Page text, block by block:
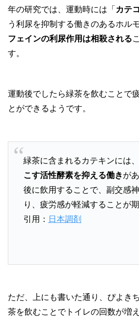
年の研究では、運動時には「 カテ
う利尿を抑制する働きのあるホル
フェインの利尿作用は相殺される
す。
運動後でしたら緑茶を飲むことで
とができるようです。
緑茶に含まれるカテキンには、
こす活性酵素を抑える働き が
後に飲用することで、副交感
り、疲労感が軽減することが
引用： 日本調剤
ただ、上にも書いた通り、ぴよき
茶を飲むことでトイレの回数が増